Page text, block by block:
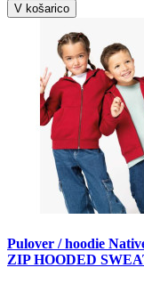
V košarico
Pulover / hoodie
ZIP HOODED